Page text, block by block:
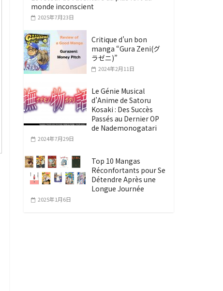
monde inconscient
2025年7月23日
Critique d’un bon
manga “Gura Zeni(グ
ラゼニ)”
2024年2月11日
Le Génie Musical
d’Anime de Satoru
Kosaki : Des Succès
Passés au Dernier OP
de Nademonogatari
2024年7月29日
Top 10 Mangas
Réconfortants pour Se
Détendre Après une
Longue Journée
2025年1月6日